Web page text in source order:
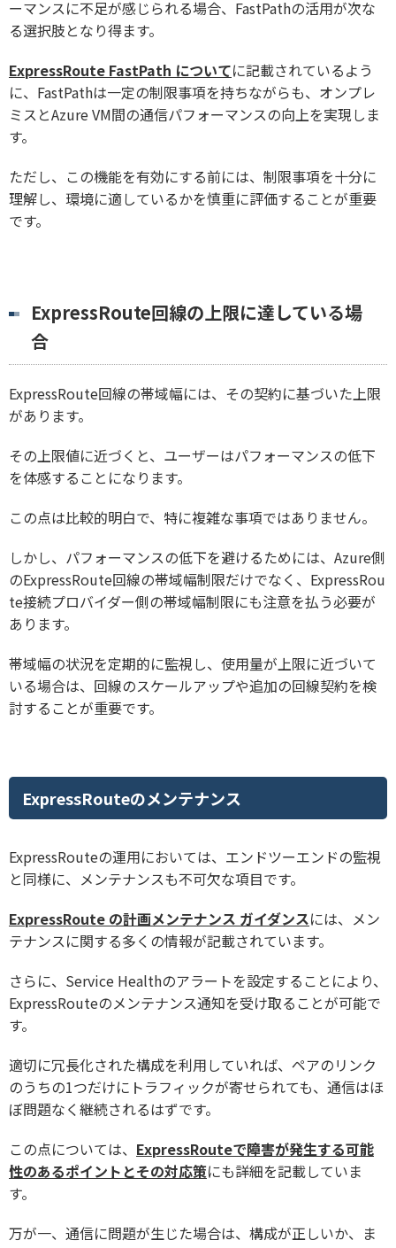
ーマンスに不足が感じられる場合、FastPathの活用が次な
る選択肢となり得ます。
ExpressRoute FastPath についてに記載されているよう
に、FastPathは一定の制限事項を持ちながらも、オンプレ
ミスとAzure VM間の通信パフォーマンスの向上を実現しま
す。
ただし、この機能を有効にする前には、制限事項を十分に
理解し、環境に適しているかを慎重に評価することが重要
です。
ExpressRoute回線の上限に達している場
合
ExpressRoute回線の帯域幅には、その契約に基づいた上限
があります。
その上限値に近づくと、ユーザーはパフォーマンスの低下
を体感することになります。
この点は比較的明白で、特に複雑な事項ではありません。
しかし、パフォーマンスの低下を避けるためには、Azure側
のExpressRoute回線の帯域幅制限だけでなく、ExpressRou
te接続プロバイダー側の帯域幅制限にも注意を払う必要が
あります。
帯域幅の状況を定期的に監視し、使用量が上限に近づいて
いる場合は、回線のスケールアップや追加の回線契約を検
討することが重要です。
ExpressRouteのメンテナンス
ExpressRouteの運用においては、エンドツーエンドの監視
と同様に、メンテナンスも不可欠な項目です。
ExpressRoute の計画メンテナンス ガイダンスには、メン
テナンスに関する多くの情報が記載されています。
さらに、Service Healthのアラートを設定することにより、
ExpressRouteのメンテナンス通知を受け取ることが可能で
す。
適切に冗長化された構成を利用していれば、ペアのリンク
のうちの1つだけにトラフィックが寄せられても、通信はほ
ぼ問題なく継続されるはずです。
この点については、 ExpressRouteで障害が発生する可能
性のあるポイントとその対応策にも詳細を記載していま
す。
万が一、通信に問題が生じた場合は、構成が正しいか、ま